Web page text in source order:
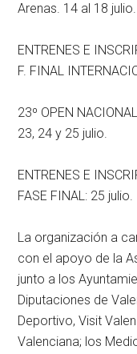
Arenas. 14 al 18 julio.
ENTRENES E
F. FINAL
23º OPEN
23, 24 y 25 julio.
ENTRENES E
FASE FINAL: 25 julio.
La organización a
con el apoyo de la
junto a los
Diputaciones de
Deportivo, Visit
Valenciana; los